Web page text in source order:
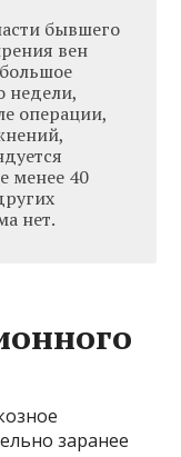
бывшего
вен
недели,
операции,
менее 40
нет.
заранее